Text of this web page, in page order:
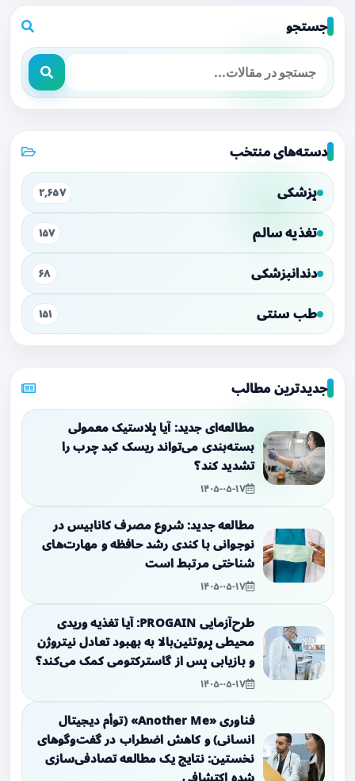
جستجو
دسته‌های منتخب
پزشکی ۲,۶۵۷
تغذیه سالم ۱۵۷
دندانپزشکی ۶۸
طب سنتی ۱۵۱
جدیدترین مطالب
مطالعه‌ای جدید: آیا پلاستیک معمولی
بسته‌بندی می‌تواند ریسک کبد چرب را
تشدید کند؟
۱۴۰۵-۰۵-۱۷
مطالعه جدید: شروع مصرف کانابیس در
نوجوانی با کندی رشد حافظه و مهارت‌های
شناختی مرتبط است
۱۴۰۵-۰۵-۱۷
طرح‌آزمایی PROGAIN: آیا تغذیه وریدی
محیطی پروتئین‌بالا به بهبود تعادل نیتروژن
و بازیابی پس از گاسترکتومی کمک می‌کند؟
۱۴۰۵-۰۵-۱۷
فناوری «Another Me» (توأم دیجیتال
انسانی) و کاهش اضطراب در گفت‌وگوهای
نخستین: نتایج یک مطالعه تصادفی‌سازی
شده اکتشافی